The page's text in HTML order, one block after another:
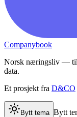
Companybook
Norsk næringsliv —
data.
Et prosjekt fra D&CO
Bytt tema Bytt